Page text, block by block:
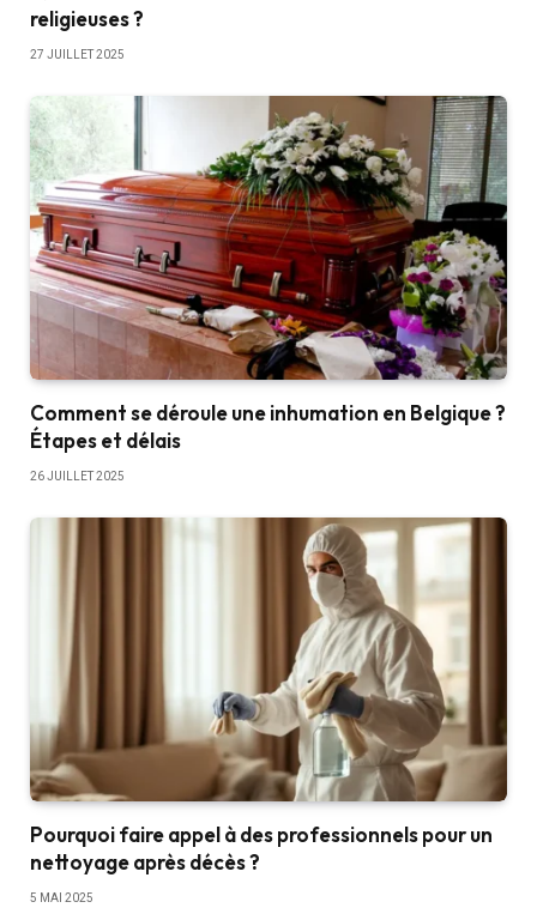
religieuses ?
27 JUILLET 2025
Comment se déroule une inhumation en Belgique ?
Étapes et délais
26 JUILLET 2025
Pourquoi faire appel à des professionnels pour un
nettoyage après décès ?
5 MAI 2025